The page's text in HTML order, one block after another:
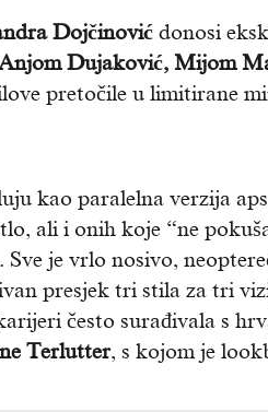
Dojčinović donosi
Dujaković, Mijom
pretočile u limitirane
kao paralelna verzija
ali i onih koje “ne
je vrlo nosivo,
presjek tri stila za tri
često surađivala s
Terlutter, s kojom je